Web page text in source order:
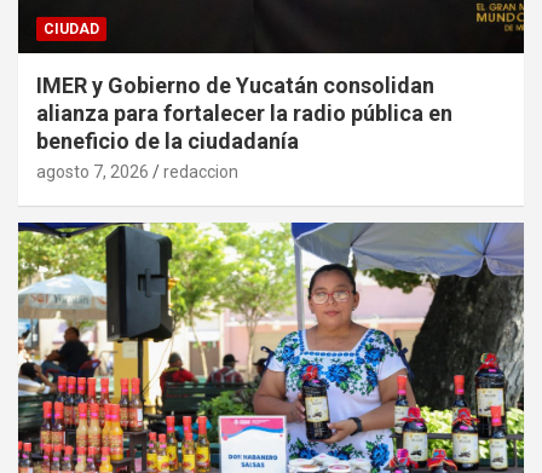
CIUDAD
IMER y Gobierno de Yucatán consolidan
alianza para fortalecer la radio pública en
beneficio de la ciudadanía
agosto 7, 2026 redaccion